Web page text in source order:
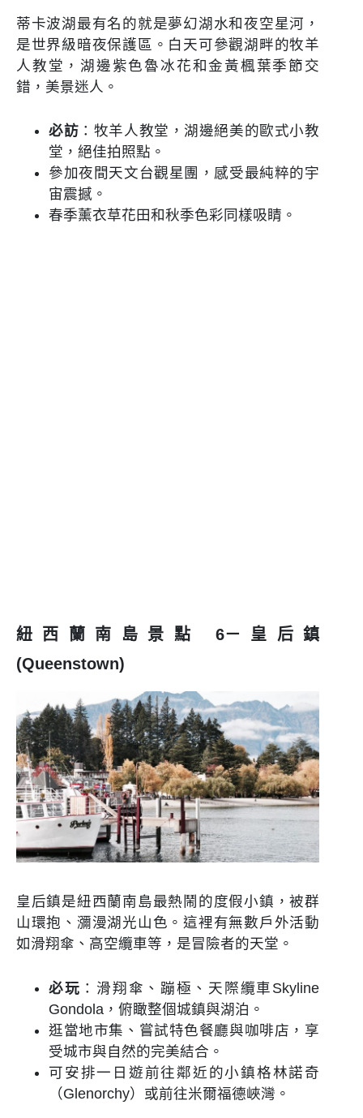
蒂卡波湖最有名的就是夢幻湖水和夜空星河，
是世界級暗夜保護區。白天可參觀湖畔的牧羊
人教堂，湖邊紫色魯冰花和金黃楓葉季節交
錯，美景迷人。
必訪 ：牧羊人教堂，湖邊絕美的歐式小教
堂，絕佳拍照點。
參加夜間天文台觀星團，感受最純粹的宇
宙震撼。
春季薰衣草花田和秋季色彩同樣吸睛。
紐西蘭南島景點 6－皇后鎮
(Queenstown)
皇后鎮是紐西蘭南島最熱鬧的度假小鎮，被群
山環抱、瀰漫湖光山色。這裡有無數戶外活動
如滑翔傘、高空纜車等，是冒險者的天堂。
必玩 ：滑翔傘、蹦極、天際纜車Skyline
Gondola，俯瞰整個城鎮與湖泊。
逛當地市集、嘗試特色餐廳與咖啡店，享
受城市與自然的完美結合。
可安排一日遊前往鄰近的小鎮格林諾奇
（Glenorchy）或前往米爾福德峽灣。